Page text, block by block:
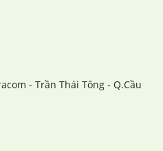
- Trần Thái Tông - Q.Cầu